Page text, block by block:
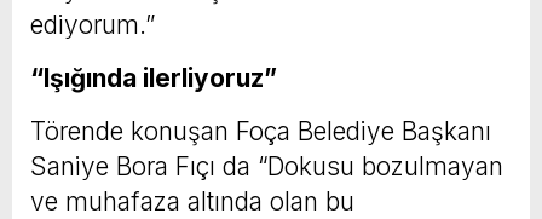
ediyorum.”
“Işığında ilerliyoruz”
Törende konuşan Foça Belediye Başkanı
Saniye Bora Fıçı da “Dokusu bozulmayan
ve muhafaza altında olan bu